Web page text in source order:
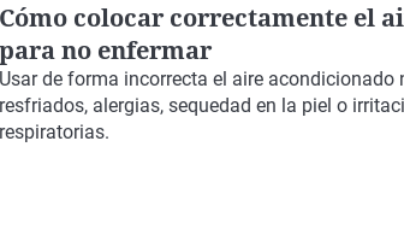
Cómo colocar correctamente el
para no enfermar
Usar de forma incorrecta el aire acondicionado
resfriados, alergias, sequedad en la piel o
respiratorias.